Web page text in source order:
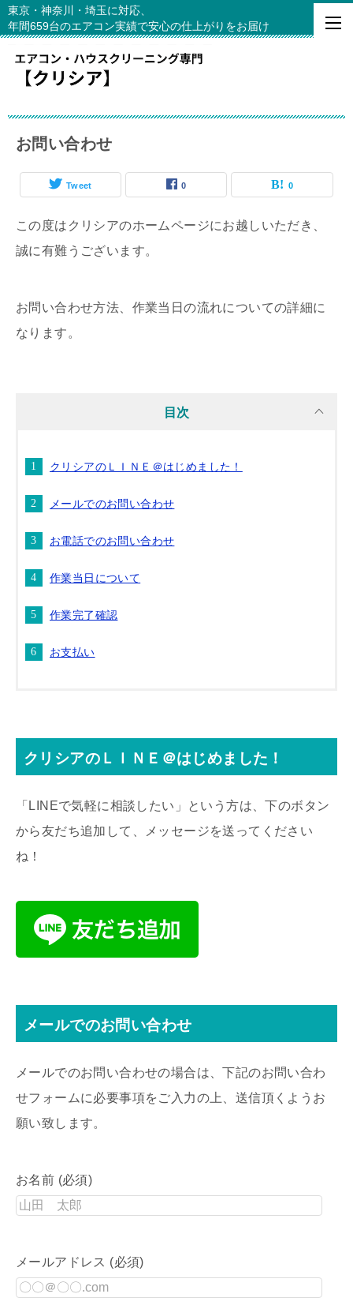
東京・神奈川・埼玉に対応、
年間659台のエアコン実績で安心の仕上がりをお届け
お問い合わせ
Tweet 0 0
この度はクリシアのホームページにお越しいただき、
誠に有難うございます。
お問い合わせ方法、作業当日の流れについての詳細に
なります。
目次
クリシアのＬＩＮＥ＠はじめました！
メールでのお問い合わせ
お電話でのお問い合わせ
作業当日について
作業完了確認
お支払い
クリシアのＬＩＮＥ＠はじめました！
「LINEで気軽に相談したい」という方は、下のボタン
から友だち追加して、メッセージを送ってください
ね！
メールでのお問い合わせ
メールでのお問い合わせの場合は、下記のお問い合わ
せフォームに必要事項をご入力の上、送信頂くようお
願い致します。
お名前 (必須)
メールアドレス (必須)